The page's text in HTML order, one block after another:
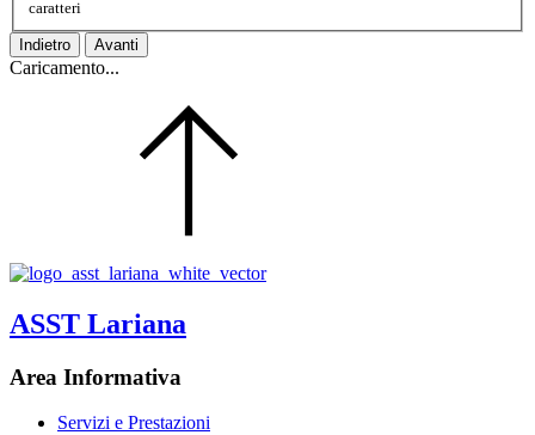
caratteri
Indietro Avanti
Caricamento...
ASST Lariana
Area Informativa
Servizi e Prestazioni